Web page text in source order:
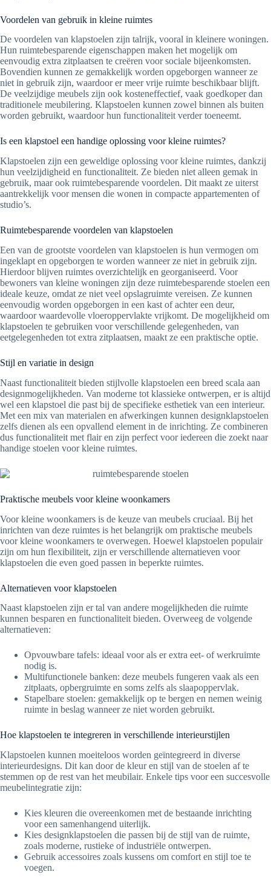
Voordelen van gebruik in kleine ruimtes
De voordelen van klapstoelen zijn talrijk, vooral in kleinere woningen.
Hun ruimtebesparende eigenschappen maken het mogelijk om
eenvoudig extra zitplaatsen te creëren voor sociale bijeenkomsten.
Bovendien kunnen ze gemakkelijk worden opgeborgen wanneer ze
niet in gebruik zijn, waardoor er meer vrije ruimte beschikbaar blijft.
De veelzijdige meubels zijn ook kosteneffectief, vaak goedkoper dan
traditionele meubilering. Klapstoelen kunnen zowel binnen als buiten
worden gebruikt, waardoor hun functionaliteit verder toeneemt.
Is een klapstoel een handige oplossing voor kleine ruimtes?
Klapstoelen zijn een geweldige oplossing voor kleine ruimtes, dankzij
hun veelzijdigheid en functionaliteit. Ze bieden niet alleen gemak in
gebruik, maar ook ruimtebesparende voordelen. Dit maakt ze uiterst
aantrekkelijk voor mensen die wonen in compacte appartementen of
studio’s.
Ruimtebesparende voordelen van klapstoelen
Een van de grootste voordelen van klapstoelen is hun vermogen om
ingeklapt en opgeborgen te worden wanneer ze niet in gebruik zijn.
Hierdoor blijven ruimtes overzichtelijk en georganiseerd. Voor
bewoners van kleine woningen zijn deze ruimtebesparende stoelen een
ideale keuze, omdat ze niet veel opslagruimte vereisen. Ze kunnen
eenvoudig worden opgeborgen in een kast of achter een deur,
waardoor waardevolle vloeroppervlakte vrijkomt. De mogelijkheid om
klapstoelen te gebruiken voor verschillende gelegenheden, van
eetgelegenheden tot extra zitplaatsen, maakt ze een praktische optie.
Stijl en variatie in design
Naast functionaliteit bieden stijlvolle klapstoelen een breed scala aan
designmogelijkheden. Van moderne tot klassieke ontwerpen, er is altijd
wel een klapstoel die past bij de specifieke esthetiek van een interieur.
Met een mix van materialen en afwerkingen kunnen designklapstoelen
zelfs dienen als een opvallend element in de inrichting. Ze combineren
dus functionaliteit met flair en zijn perfect voor iedereen die zoekt naar
handige stoelen voor kleine ruimtes.
Praktische meubels voor kleine woonkamers
Voor kleine woonkamers is de keuze van meubels cruciaal. Bij het
inrichten van deze ruimtes is het belangrijk om praktische meubels
voor kleine woonkamers te overwegen. Hoewel klapstoelen populair
zijn om hun flexibiliteit, zijn er verschillende alternatieven voor
klapstoelen die even goed passen in beperkte ruimtes.
Alternatieven voor klapstoelen
Naast klapstoelen zijn er tal van andere mogelijkheden die ruimte
kunnen besparen en functionaliteit bieden. Overweeg de volgende
alternatieven:
Opvouwbare tafels: ideaal voor als er extra eet- of werkruimte
nodig is.
Multifunctionele banken: deze meubels fungeren vaak als een
zitplaats, opbergruimte en soms zelfs als slaapoppervlak.
Stapelbare stoelen: gemakkelijk op te bergen en nemen weinig
ruimte in beslag wanneer ze niet worden gebruikt.
Hoe klapstoelen te integreren in verschillende interieurstijlen
Klapstoelen kunnen moeiteloos worden geïntegreerd in diverse
interieurdesigns. Dit kan door de kleur en stijl van de stoelen af te
stemmen op de rest van het meubilair. Enkele tips voor een succesvolle
meubelintegratie zijn:
Kies kleuren die overeenkomen met de bestaande inrichting
voor een samenhangend uiterlijk.
Kies designklapstoelen die passen bij de stijl van de ruimte,
zoals moderne, rustieke of industriële ontwerpen.
Gebruik accessoires zoals kussens om comfort en stijl toe te
voegen.